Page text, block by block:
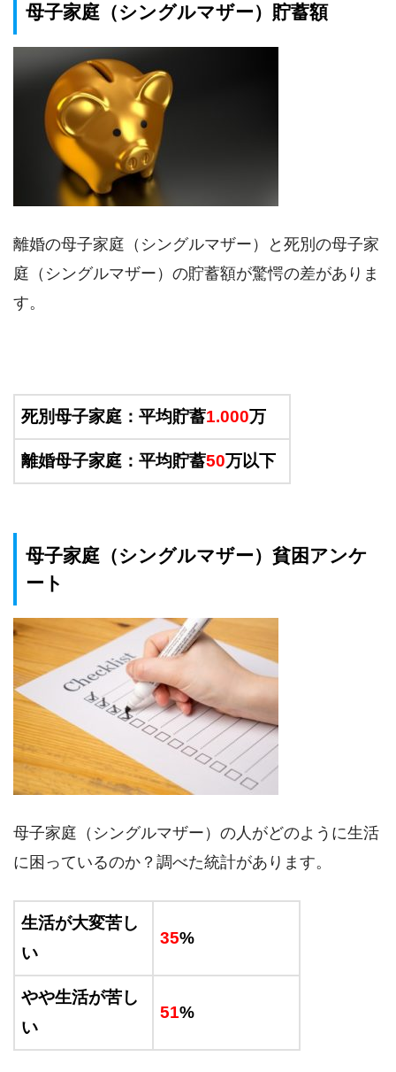
母子家庭（シングルマザー）貯蓄額
離婚の母子家庭（シングルマザー）と死別の母子家
庭（シングルマザー）の貯蓄額が驚愕の差がありま
す。
死別母子家庭：平均貯蓄1.000万
離婚母子家庭：平均貯蓄50万以下
母子家庭（シングルマザー）貧困アンケ
ート
母子家庭（シングルマザー）の人がどのように生活
に困っているのか？調べた統計があります。
生活が大変苦し
い
35%
やや生活が苦し
い
51%